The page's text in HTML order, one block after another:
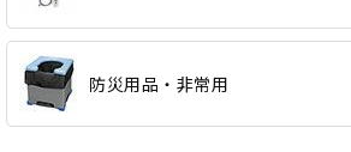
防災用品・非常用